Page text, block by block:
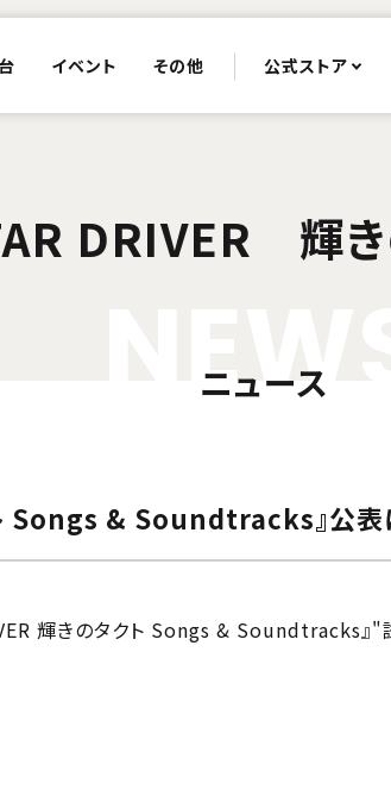
イベント その他 公式ストア
DRIVER 輝き
EW
ニュース
Songs & Soundtracks』公
輝きのタクト Songs & Soundtracks』"